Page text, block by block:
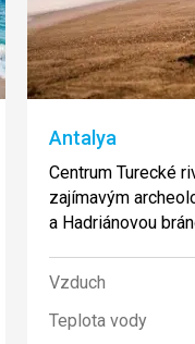
Antalya
Centrum Turecké
zajímavým
a Hadriánovou
Vzduch
Teplota vody